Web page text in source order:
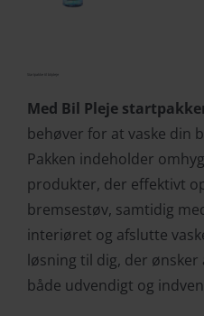
Startpakke til bilpleje
Med Bil Pleje
behøver for at vaske din
Pakken indeholder
produkter, der effektivt
bremsestøv, samtidig
interiøret og afslutte
løsning til dig, der
både udvendigt og